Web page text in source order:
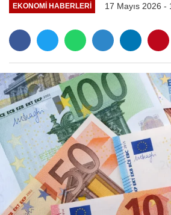
EKONOMI HABERLERI 17 Mayıs 2026 -